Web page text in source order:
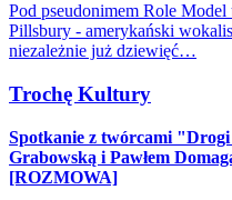
Pod pseudonimem Role
Pillsbury - amerykański
niezależnie już dziewięć…
Trochę Kultury
Spotkanie z twórcami
Grabowską i Pawłem
[ROZMOWA]